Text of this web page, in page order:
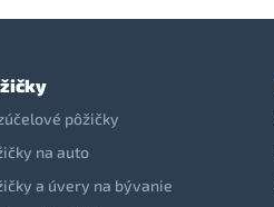
pôžičky
na auto
a úvery na bývanie